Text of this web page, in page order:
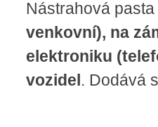
Nástrahová
venkovní), na
elektroniku
vozidel. Dodává